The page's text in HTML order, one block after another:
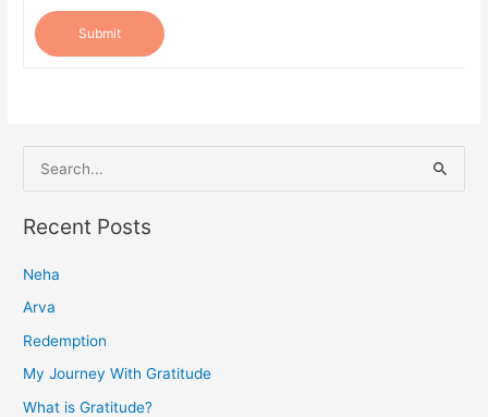
Submit
e
a
c
h
f
o
Recent Posts
Neha
Arva
Redemption
My Journey With Gratitude
What is Gratitude?